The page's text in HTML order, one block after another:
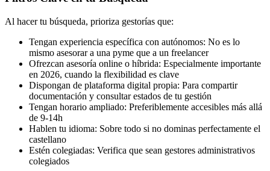
Al hacer tu búsqueda, prioriza gestorías que:
Tengan experiencia específica con autónomos: No es lo
mismo asesorar a una pyme que a un freelancer
Ofrezcan asesoría online o híbrida: Especialmente importante
en 2026, cuando la flexibilidad es clave
Dispongan de plataforma digital propia: Para compartir
documentación y consultar estados de tu gestión
Tengan horario ampliado: Preferiblemente accesibles más allá
de 9-14h
Hablen tu idioma: Sobre todo si no dominas perfectamente el
castellano
Estén colegiadas: Verifica que sean gestores administrativos
colegiados